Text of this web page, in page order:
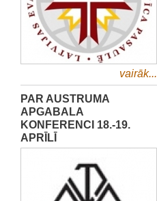
vairāk...
PAR AUSTRUMA
APGABALA
KONFERENCI 18.-19.
APRĪLĪ